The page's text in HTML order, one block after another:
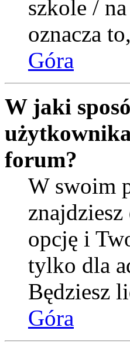
szkole /
oznacza
Góra
W jaki
forum?
W swoim
znajdziesz
opcję i
tylko dla
Będziesz
Góra